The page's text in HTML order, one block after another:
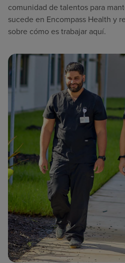
comunidad de talentos para
sucede en Encompass Health y
sobre cómo es trabajar aquí.